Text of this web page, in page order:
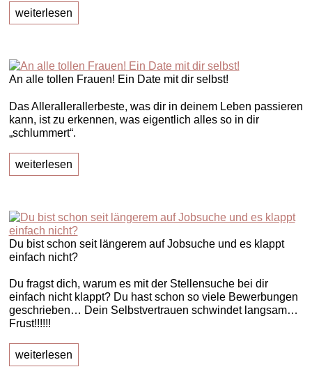
weiterlesen
An alle tollen Frauen! Ein Date mit dir selbst!
Das Allerallerallerbeste, was dir in deinem Leben passieren
kann, ist zu erkennen, was eigentlich alles so in dir
„schlummert“.
weiterlesen
Du bist schon seit längerem auf Jobsuche und es klappt
einfach nicht?
Du fragst dich, warum es mit der Stellensuche bei dir
einfach nicht klappt? Du hast schon so viele Bewerbungen
geschrieben… Dein Selbstvertrauen schwindet langsam…
Frust!!!!!!
weiterlesen